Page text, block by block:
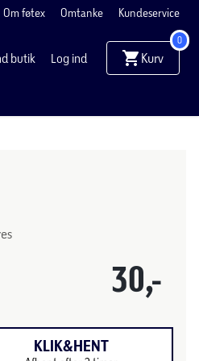
Om føtex Omtanke Kundeservice
butik Log ind Kurv
0
30,-
KLIK&HENT